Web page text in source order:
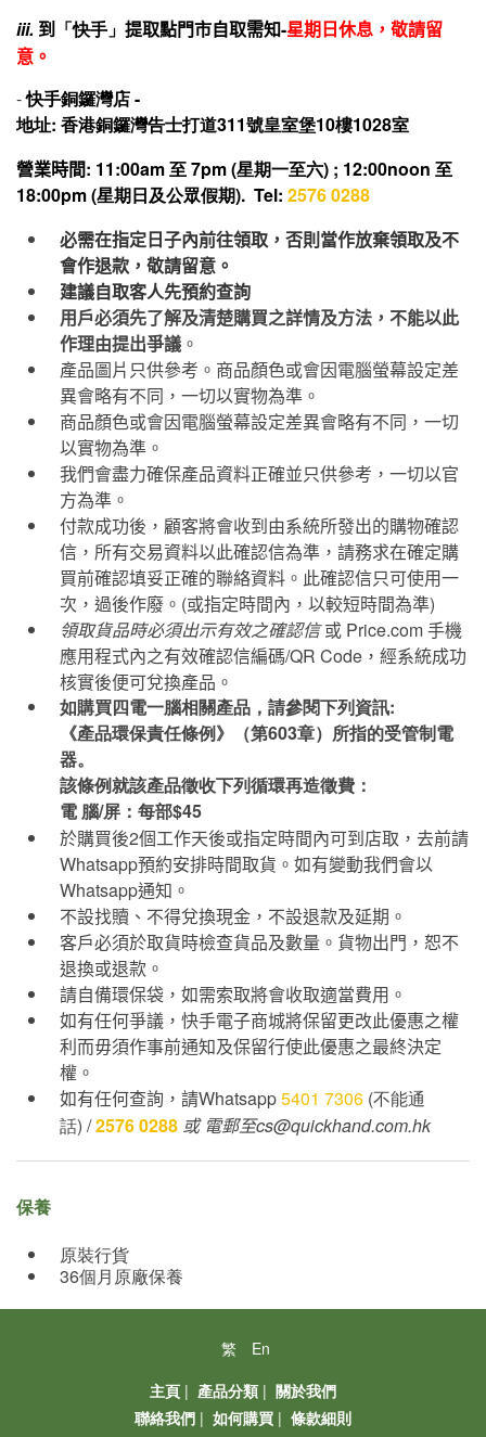
iii. 到 「快手」 提取點門市自取需知-星期日休息，敬請留
意。
-快手銅鑼灣店 -
地址: 香港銅鑼灣告士打道311號皇室堡10樓1028室
營業時間: 11:00am 至 7pm (星期一至六) ; 12:00noon 至
18:00pm (星期日及公眾假期). Tel: 2576 0288
必需在指定日子內前往領取，否則當作放棄領取及不
會作退款，敬請留意。
建議自取客人先預約查詢
用戶必須先了解及清楚購買之詳情及方法，不能以此
作理由提出爭議 。
產品圖片只供參考。商品顏色或會因電腦螢幕設定差
異會略有不同，一切以實物為準。
商品顏色或會因電腦螢幕設定差異會略有不同，一切
以實物為準。
我們會盡力確保產品資料正確並只供參考，一切以官
方為準。
付款成功後，顧客將會收到由系統所發出的購物確認
信，所有交易資料以此確認信為準，請務求在確定購
買前確認填妥正確的聯絡資料。此確認信只可使用一
次，過後作廢。 (或指定時間內，以較短時間為準)
領取貨品時必須出示有效之確認信 或 Price.com手機
應用程式內之有效確認信編碼/QR Code ，經系統成功
核實後便可兌換產品。
如購買四電一腦相關產品，請參閱下列資訊:
《產品環保責任條例》（第603章）所指的受管制電
器。
該條例就該產品徵收下列循環再造徵費：
電 腦/屏：每部$45
於購買後2個工作天後或指定時間內可到店取，去前請
Whatsapp預約安排時間取貨。如有變動我們會以
Whatsapp通知。
不設找贖、不得兌換現金，不設退款及延期。
客戶必須於取貨時檢查貨品及數量。貨物出門，恕不
退換或退款。
請自備環保袋，如需索取將會收取適當費用。
如有任何爭議，快手電子商城將保留更改此優惠之權
利而毋須作事前通知及保留行使此優惠之最終決定
權。
如有任何查詢，請Whatsapp5401 7306 (不能通
話) /2576 0288 或 電郵至cs@quickhand.com.hk
保養
原裝行貨
36個月原廠保養
繁
En
主頁 | 產品分類 | 關於我們
聯絡我們 | 如何購買 | 條款細則